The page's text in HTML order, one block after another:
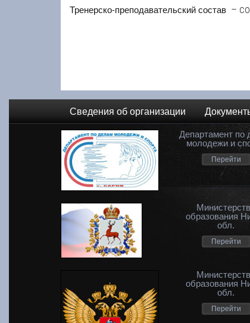
Тренерско-преподавательский состав –
Сведения об организации
Департамент по
молодежи и
Перейти
образования
обл.
Перейти
образования
обл.
Перейти